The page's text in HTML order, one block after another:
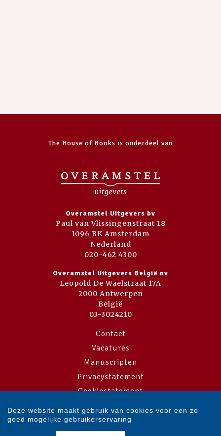
The House of Books is onderdeel van
Overamstel Uitgevers bv
Paul van Vlissingenstraat 18
1096 BK Amsterdam
Nederland
020-462 4300
Overamstel Uitgevers België nv
Leopold De Waelstraat 17A
2000 Antwerpen
België
03-3024210
Contact
Vacatures
Manuscripten
Privacystatement
Cookiestatement
Cookie-instellingen
Deze website maakt gebruik van cookies voor een zo
goed mogelijke gebruikerservaring